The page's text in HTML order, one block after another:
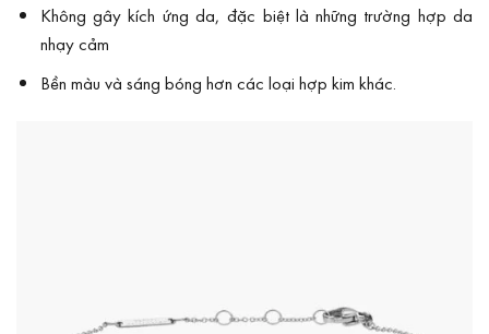
Không gây kích ứng da, đặc biệt là những trường hợp da
nhạy cảm
Bền màu và sáng bóng hơn các loại hợp kim khác.